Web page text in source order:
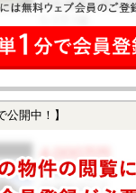
公開中！】